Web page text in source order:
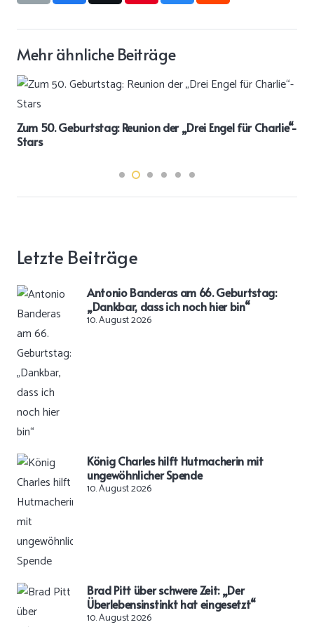
Mehr ähnliche Beiträge
Reunion der „Drei Engel für Charlie“-
Tochter von
Letzte Beiträge
Antonio Banderas am 66. Geburtstag:
„Dankbar, dass ich noch hier bin“
10. August 2026
König Charles hilft Hutmacherin mit
ungewöhnlicher Spende
10. August 2026
Brad Pitt über schwere Zeit: „Der
Überlebensinstinkt hat eingesetzt“
10. August 2026